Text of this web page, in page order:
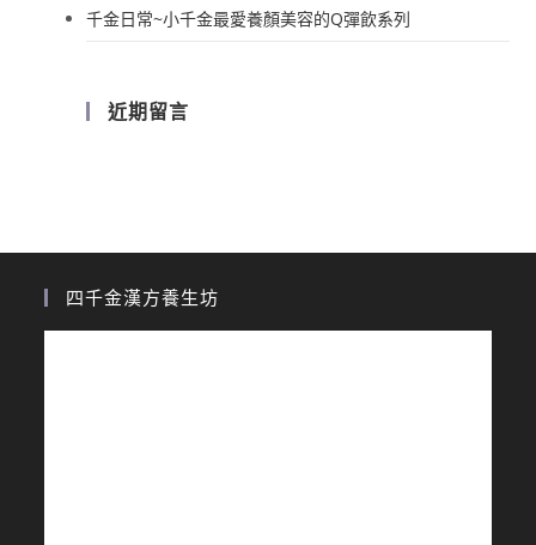
千金日常~小千金最愛養顏美容的Q彈飲系列
近期留言
四千金漢方養生坊